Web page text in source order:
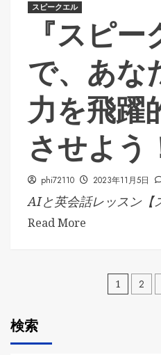
スピークエル
『スピー
で、あな
力を飛躍
させよう
phi72110 2023年11月5日
AIと英会話レッスン【
Read More
投
1 2
検索